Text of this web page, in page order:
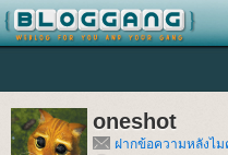
oneshot
ฝากข้อความหลังไม